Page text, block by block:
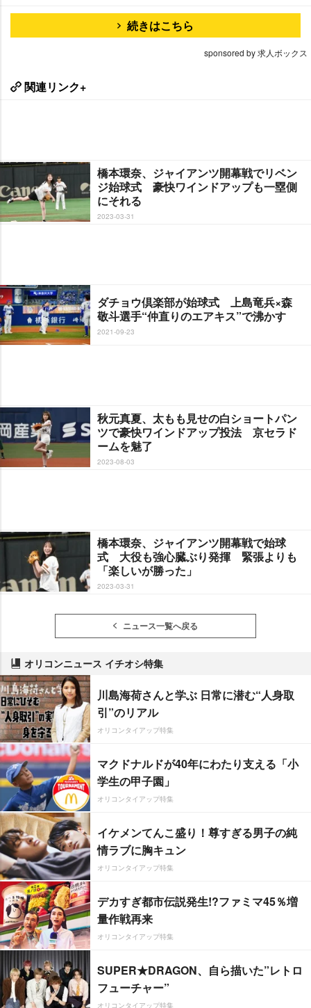
続きはこちら
sponsored by 求人ボックス
関連リンク+
橋本環奈、ジャイアンツ開幕戦でリベン
ジ始球式 豪快ワインドアップも一塁側
にそれる
2023-03-31
ダチョウ倶楽部が始球式 上島竜兵×森
敬斗選手“仲直りのエアキス”で沸かす
2021-09-23
秋元真夏、太もも見せの白ショートパン
ツで豪快ワインドアップ投法 京セラド
ームを魅了
2023-08-03
橋本環奈、ジャイアンツ開幕戦で始球
式 大役も強心臓ぶり発揮 緊張よりも
「楽しいが勝った」
2023-03-31
ニュース一覧へ戻る
オリコンニュース イチオシ特集
川島海荷さんと学ぶ 日常に潜む“人身取
引”のリアル
オリコンタイアップ特集
マクドナルドが40年にわたり支える「小
学生の甲子園」
オリコンタイアップ特集
イケメンてんこ盛り！尊すぎる男子の純
情ラブに胸キュン
オリコンタイアップ特集
デカすぎ都市伝説発生!?ファミマ45％増
量作戦再来
オリコンタイアップ特集
SUPER★DRAGON、自ら描いた”レトロ
フューチャー”
オリコンタイアップ特集